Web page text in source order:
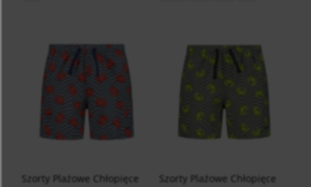
Szorty Plażowe Chłopięce
Szorty Plażowe Chłopięce